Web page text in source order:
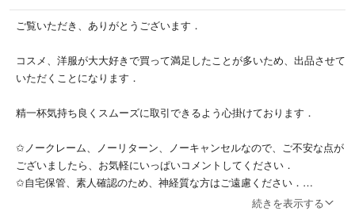
ご覧いただき、ありがとうございます．
コスメ、洋服が大大好きで買って満足したことが多いため、出品させて
いただくことになります．
精一杯気持ち良くスムーズに取引できるよう心掛けております．
✩ノークレーム、ノーリターン、ノーキャンセルなので、ご不安な点が
ございましたら、お気軽にいっぱいコメントしてください．
✩自宅保管、素人確認のため、神経質な方はご遠慮ください．
✩郵送トラブルに関しては一切責任を負えませんので、ご了承くださ
続きを表示する